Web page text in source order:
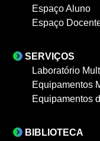
Espaço Aluno
Espaço
SERVIÇOS
Laboratório
Equipamentos
Equipamentos
BIBLIOTECA